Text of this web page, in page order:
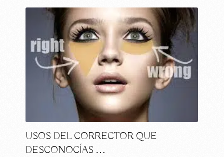
USOS DEL CORRECTOR QUE
DESCONOCÍAS …